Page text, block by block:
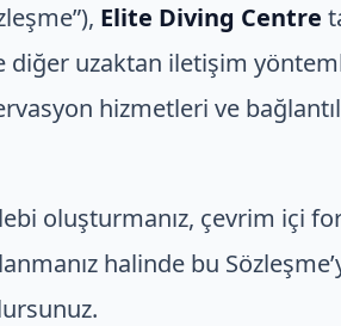
Elite Diving Centre
uzaktan iletişim
hizmetleri ve bağlantılı
oluşturmanız, çevrim içi
halinde bu